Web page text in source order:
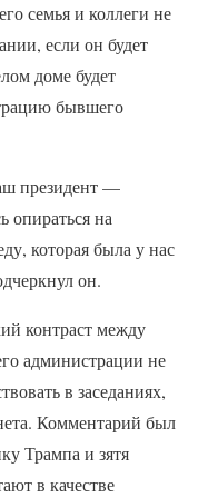
семья и коллеги не
если он будет
доме будет
бывшего
президент —
опираться на
которая была у нас
он.
контраст между
администрации не
в заседаниях,
Комментарий был
Трампа и зятя
в качестве